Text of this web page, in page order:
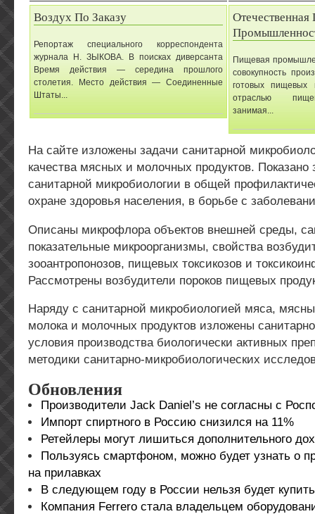
Воздух По Заказу
Репортаж специального корреспондента
журнала Н. ЗЫКОВА. В поисках диверсанта
Время действия — середина прошлого
столетия. Место действия — Соединенные
Штаты...
Пищевая
совокупность
готовых пищевых
отраслью
занимая...
На сайте изложены задачи санитарной
качества мясных и молочных продуктов. Показано
санитарной микробиологии в общей
охране здоровья населения, в борьбе с
Описаны микрофлора объектов внешней среды,
показательные микроорганизмы, свойства
зооантропонозов, пищевых токсикозов и
Рассмотрены возбудители пороков пищевых
Наряду с санитарной микробиологией мяса,
молока и молочных продуктов изложены
условия производства биологически активных
методики санитарно-микробиологических
Обновления
Производители Jack Daniel’s не согласны с
Импорт спиртного в Россию снизился на 11%
Ретейлеры могут лишиться дополнительного
Пользуясь смартфоном, можно будет узнать о
на прилавках
В следующем году в России нельзя будет
Компания Ferrero стала владельцем